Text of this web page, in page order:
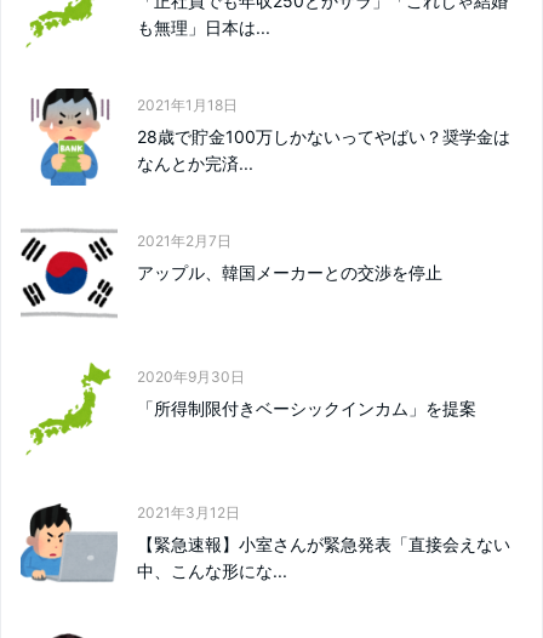
も無理」日本は...
2021年1月18日
28歳で貯金100万しかないってやばい？奨学金は
なんとか完済...
2021年2月7日
アップル、韓国メーカーとの交渉を停止
2020年9月30日
「所得制限付きベーシックインカム」を提案
2021年3月12日
【緊急速報】小室さんが緊急発表「直接会えない
中、こんな形にな...